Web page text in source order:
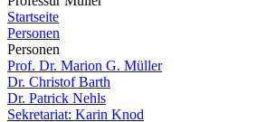
Startseite
Personen
Personen
Prof. Dr. Marion G. Müller
Dr. Christof Barth
Dr. Patrick Nehls
Sekretariat: Karin Knod